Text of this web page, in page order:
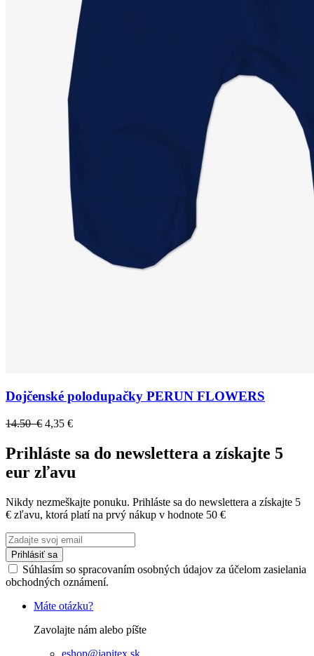
Dojčenské polodupačky PERUN FLOWERS
14.50 € 4,35 €
Prihláste sa do newslettera a získajte 5
eur zľavu
Nikdy nezmeškajte ponuku. Prihláste sa do newslettera a získajte 5
€ zľavu, ktorá platí na prvý nákup v hodnote 50 €
Prihlásiť sa
Súhlasím so spracovaním osobných údajov za účelom zasielania
obchodných oznámení.
Máte otázku?
Zavolajte nám alebo píšte
eshop@japitex.sk